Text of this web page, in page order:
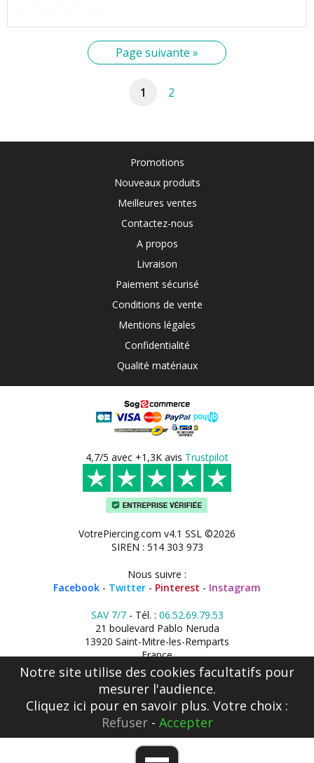
Page suivante »
1 2
Promotions
Nouveaux produits
Meilleures ventes
Contactez-nous
A propos
Livraison
Paiement sécurisé
Conditions de vente
Mentions légales
Confidentialité
Qualité matériaux
4,7/5 avec +1,3K avis Trustpilot
VotrePiercing.com v4.1 SSL ©2026
SIREN : 514 303 973
Nous suivre :
Facebook - Twitter - Pinterest - Instagram
SAV 7/7- Tél. : 06.52.69.79.53
21 boulevard Pablo Neruda
13920 Saint-Mitre-les-Remparts
France
Notre site utilise des cookies facultatifs pour
mesurer l'audience.
Cliquez ici pour en savoir plus. Votre choix :
Refuser- Accepter